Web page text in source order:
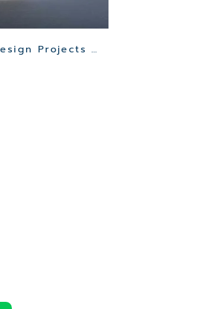
Other Clinic Facade Design Projects >>